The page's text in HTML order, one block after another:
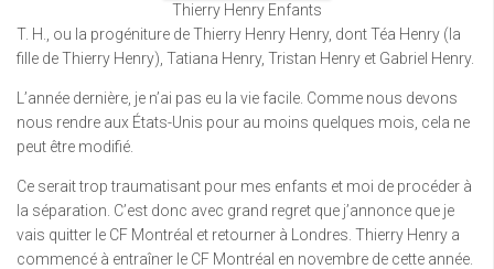
Thierry Henry Enfants
T. H., ou la progéniture de Thierry Henry Henry, dont Téa Henry (la
fille de Thierry Henry), Tatiana Henry, Tristan Henry et Gabriel Henry.
L’année dernière, je n’ai pas eu la vie facile. Comme nous devons
nous rendre aux États-Unis pour au moins quelques mois, cela ne
peut être modifié.
Ce serait trop traumatisant pour mes enfants et moi de procéder à
la séparation. C’est donc avec grand regret que j’annonce que je
vais quitter le CF Montréal et retourner à Londres. Thierry Henry a
commencé à entraîner le CF Montréal en novembre de cette année.